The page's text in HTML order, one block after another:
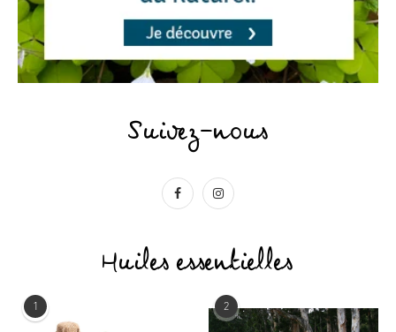
Suivez-nous
Huiles essentielles
1 2